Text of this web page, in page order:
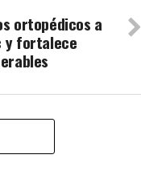
ortopédicos a
y fortalece